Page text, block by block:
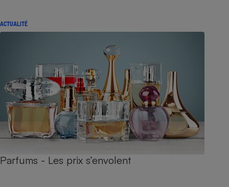
ACTUALITÉ
Parfums - Les prix s’envolent